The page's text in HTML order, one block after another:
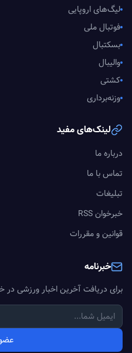
لیگ‌های اروپایی
فوتبال ملی
بسکتبال
والیبال
کشتی
وزنه‌برداری
لینک‌های مفید
درباره ما
تماس با ما
تبلیغات
خبرخوان RSS
قوانین و مقررات
خبرنامه
برای دریافت آخرین اخبار ورزشی در